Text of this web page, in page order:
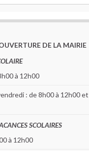
DE LA MAIRIE
à 12h00
: de 8h00 à 12h00
SCOLAIRES
à 12h00